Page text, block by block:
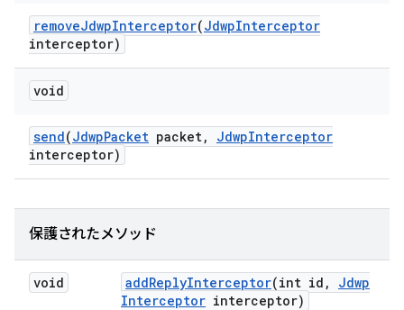
removeJdwpInterceptor(JdwpInterceptor
interceptor)
void
send(JdwpPacket packet, JdwpInterceptor
interceptor)
保護されたメソッド
void addReplyInterceptor(int id ,
Jdwp
Interceptor interceptor)